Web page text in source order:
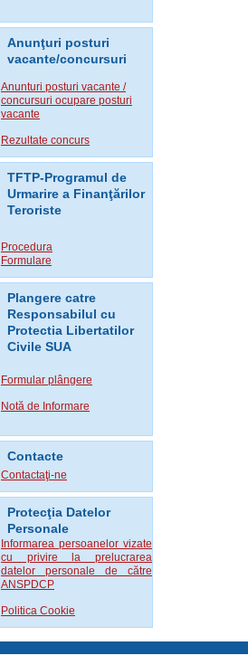
Anunţuri posturi
vacante/concursuri
Anunturi posturi vacante /
concursuri ocupare posturi
vacante
Rezultate concurs
TFTP-Programul de
Urmarire a Finanţărilor
Teroriste
Procedura
Formulare
Plangere catre
Responsabilul cu
Protectia Libertatilor
Civile SUA
Formular plângere
Notă de Informare
Contacte
Contactaţi-ne
Protecţia Datelor
Personale
Informarea persoanelor vizate
cu privire la prelucrarea
datelor personale de către
ANSPDCP
Politica Cookie